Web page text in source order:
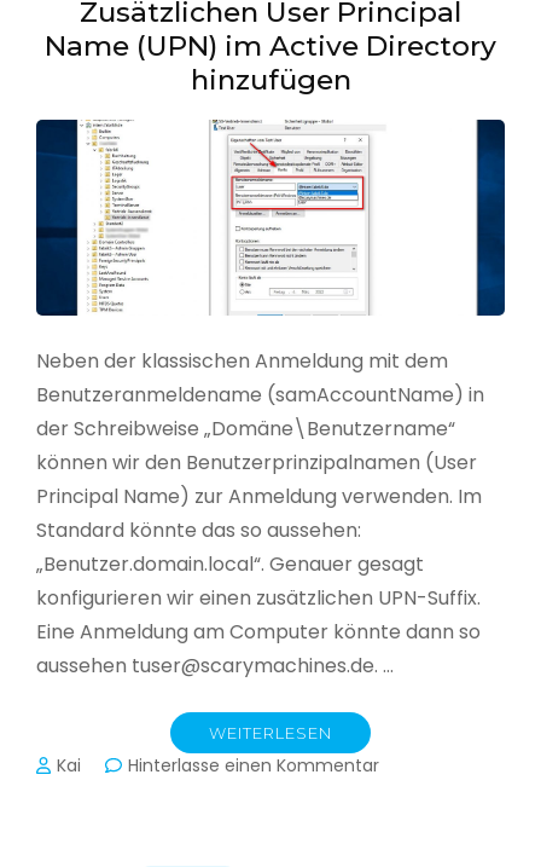
Zusätzlichen User Principal
Name (UPN) im Active Directory
hinzufügen
Neben der klassischen Anmeldung mit dem
Benutzeranmeldename (samAccountName) in
der Schreibweise „Domäne\Benutzername“
können wir den Benutzerprinzipalnamen (User
Principal Name) zur Anmeldung verwenden. Im
Standard könnte das so aussehen:
„Benutzer.domain.local“. Genauer gesagt
konfigurieren wir einen zusätzlichen UPN-Suffix.
Eine Anmeldung am Computer könnte dann so
aussehen tuser@scarymachines.de. …
WEITERLESEN
Kai Hinterlasse einen Kommentarzu